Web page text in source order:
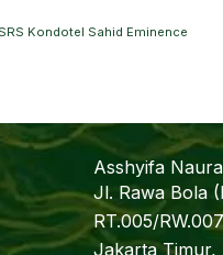
Kondotel Sahid Eminence
Asshyifa
Jl. Rawa Bola
RT.005/
Jakarta Timur,